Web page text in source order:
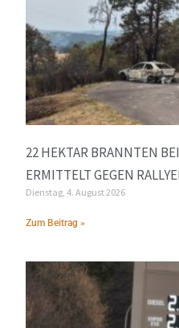
22 HEKTAR BRANNTEN
ERMITTELT GEGEN
Dienstag, 4. August 2026
Zum Beitrag »